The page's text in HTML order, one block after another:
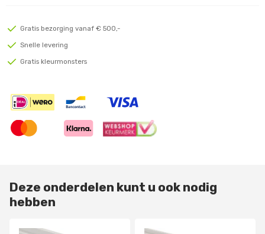
Gratis bezorging vanaf € 500,-
Snelle levering
Gratis kleurmonsters
Deze onderdelen kunt u ook nodig
hebben